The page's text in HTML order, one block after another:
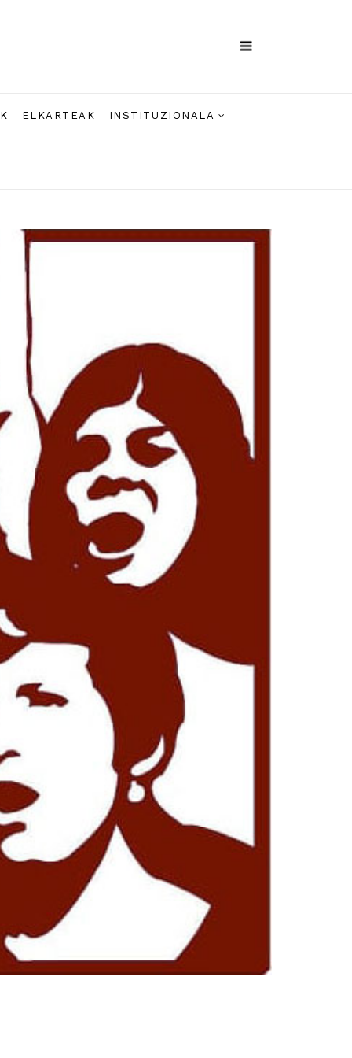
ELKARTEAK INSTITUZIONALA